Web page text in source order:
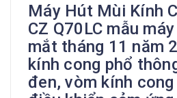
Máy Hút Mùi Kính
CZ Q70LC mẫu
mắt tháng 11 năm
kính cong phổ
đen, vòm kính